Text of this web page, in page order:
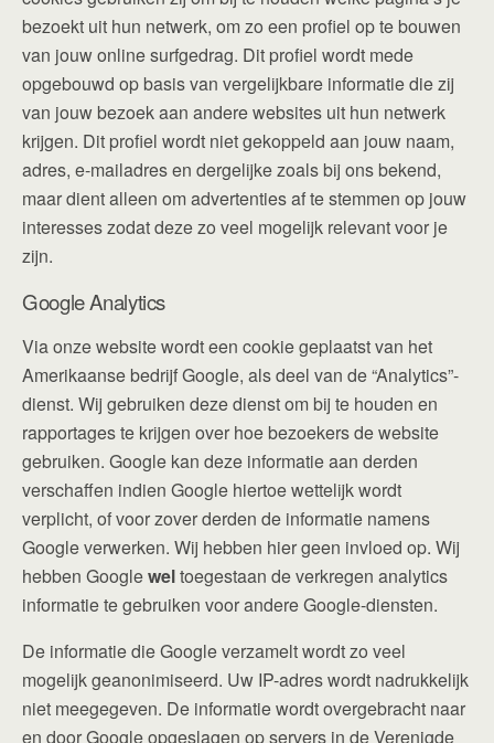
bezoekt uit hun netwerk, om zo een profiel op te bouwen
van jouw online surfgedrag. Dit profiel wordt mede
opgebouwd op basis van vergelijkbare informatie die zij
van jouw bezoek aan andere websites uit hun netwerk
krijgen. Dit profiel wordt niet gekoppeld aan jouw naam,
adres, e-mailadres en dergelijke zoals bij ons bekend,
maar dient alleen om advertenties af te stemmen op jouw
interesses zodat deze zo veel mogelijk relevant voor je
zijn.
Google Analytics
Via onze website wordt een cookie geplaatst van het
Amerikaanse bedrijf Google, als deel van de “Analytics”-
dienst. Wij gebruiken deze dienst om bij te houden en
rapportages te krijgen over hoe bezoekers de website
gebruiken. Google kan deze informatie aan derden
verschaffen indien Google hiertoe wettelijk wordt
verplicht, of voor zover derden de informatie namens
Google verwerken. Wij hebben hier geen invloed op. Wij
hebben Googleweltoegestaan de verkregen analytics
informatie te gebruiken voor andere Google-diensten.
De informatie die Google verzamelt wordt zo veel
mogelijk geanonimiseerd. Uw IP-adres wordt nadrukkelijk
niet meegegeven. De informatie wordt overgebracht naar
en door Google opgeslagen op servers in de Verenigde